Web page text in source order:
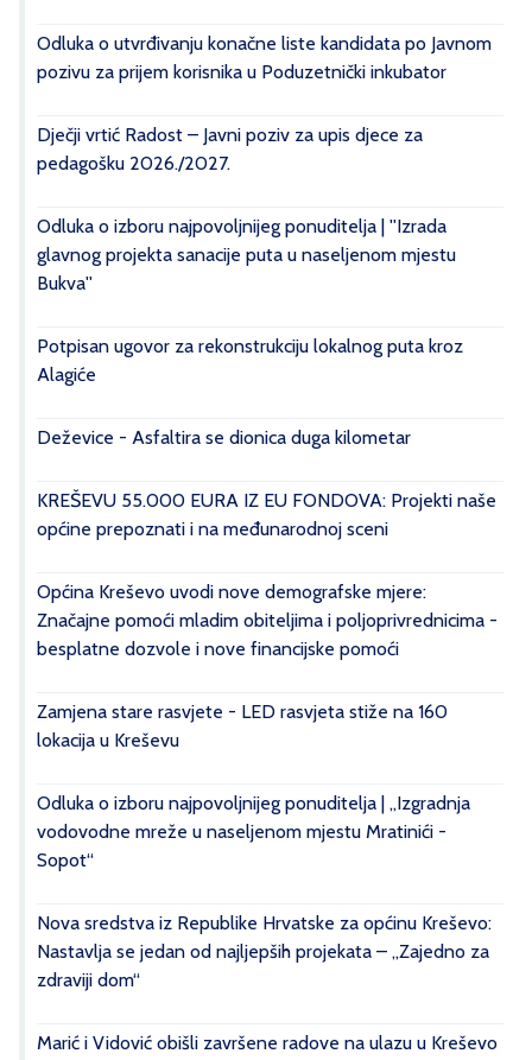
Odluka o utvrđivanju konačne liste kandidata po Javnom
pozivu za prijem korisnika u Poduzetnički inkubator
Dječji vrtić Radost – Javni poziv za upis djece za
pedagošku 2026./2027.
Odluka o izboru najpovoljnijeg ponuditelja | ''Izrada
glavnog projekta sanacije puta u naseljenom mjestu
Bukva''
Potpisan ugovor za rekonstrukciju lokalnog puta kroz
Alagiće
Deževice - Asfaltira se dionica duga kilometar
KREŠEVU 55.000 EURA IZ EU FONDOVA: Projekti naše
općine prepoznati i na međunarodnoj sceni
Općina Kreševo uvodi nove demografske mjere:
Značajne pomoći mladim obiteljima i poljoprivrednicima -
besplatne dozvole i nove financijske pomoći
Zamjena stare rasvjete - LED rasvjeta stiže na 160
lokacija u Kreševu
Odluka o izboru najpovoljnijeg ponuditelja | „Izgradnja
vodovodne mreže u naseljenom mjestu Mratinići -
Sopot“
Nova sredstva iz Republike Hrvatske za općinu Kreševo:
Nastavlja se jedan od najljepših projekata – „Zajedno za
zdraviji dom“
Marić i Vidović obišli završene radove na ulazu u Kreševo